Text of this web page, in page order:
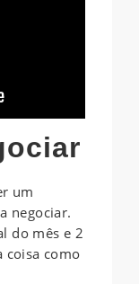
um
negociar.
do mês e 2
coisa como